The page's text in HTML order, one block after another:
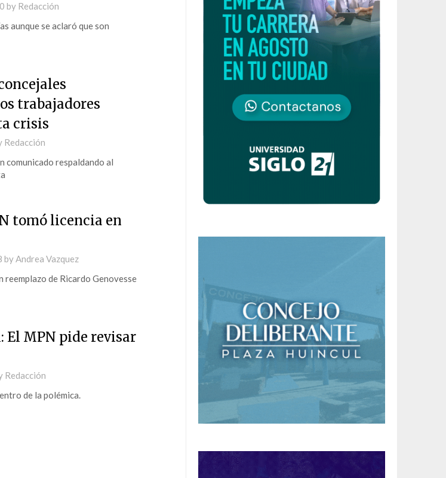
by Redacción
aunque se aclaró que son
trabajadores
crisis
Redacción
comunicado respaldando al
tomó licencia en
byAndrea Vazquez
reemplazo de Ricardo Genovesse
El MPN pide revisar
Redacción
de la polémica.